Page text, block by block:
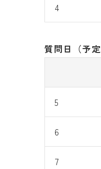
4
質問日（予
5
6
7